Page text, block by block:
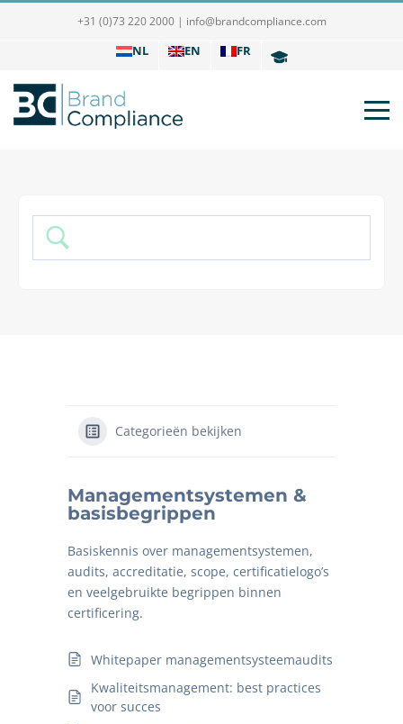
+31 (0)73 220 2000 | info@brandcompliance.com
NL EN FR
Categorieën bekijken
Managementsystemen &
basisbegrippen
Basiskennis over managementsystemen,
audits, accreditatie, scope, certificatielogo’s
en veelgebruikte begrippen binnen
certificering.
Whitepaper managementsysteemaudits
Kwaliteitsmanagement: best practices
voor succes